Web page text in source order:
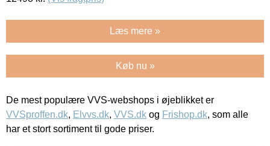
Læs mere »
Køb nu »
De mest populære VVS-webshops i øjeblikket er
VVSproffen.dk, Elvvs.dk, VVS.dk og Frishop.dk, som alle
har et stort sortiment til gode priser.